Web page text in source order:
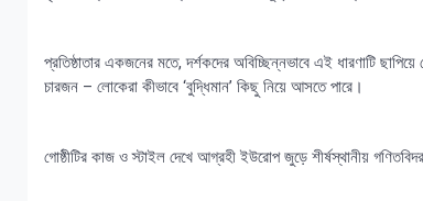
প্রতিষ্ঠাতার একজনের মতে, দর্শকদের অবিচ্ছিন্নভাবে এই ধারণাটি
চারজন – লোকেরা কীভাবে ‘বুদ্ধিমান’ কিছু নিয়ে আসতে পারে।
গোষ্ঠীটির কাজ ও স্টাইল দেখে আগ্রহী ইউরোপ জুড়ে শীর্ষস্থানীয়